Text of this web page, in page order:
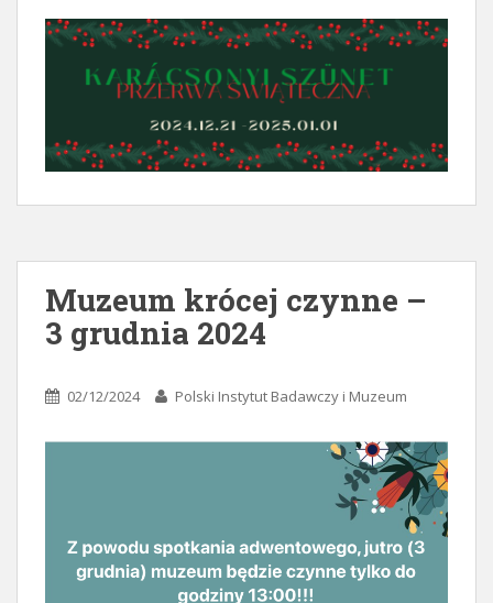
Muzeum krócej czynne –
3 grudnia 2024
02/12/2024 Polski Instytut Badawczy i Muzeum